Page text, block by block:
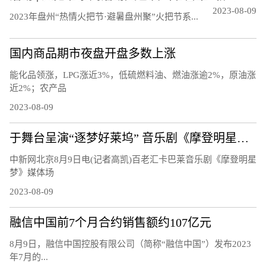
20‍‍‍‍‍‍‍‍‍23年盘州“热情火把节·避暑盘州聚”火把节系...
2023-08-09
国内商品期市夜盘开盘多数上涨
能化品领涨，LPG涨近3%，低硫燃料油、燃油涨逾2%，原油涨
近2%；农产品
2023-08-09
于舞台呈演“逐梦好莱坞” 音乐剧《摩登明星梦》将正式启幕
中新网北京8月9日电(记者高凯)百老汇卡巴莱音乐剧《摩登明星
梦》媒体场
2023-08-09
融信中国前7个月合约销售额约107亿元
8月9日，融信中国控股有限公司（简称“融信中国”）发布2023
年7月的...